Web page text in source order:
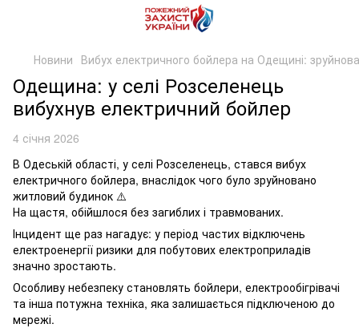
Новини Вибух електричного бойлера на Одещині:
Одещина: у селі Розселенець
вибухнув електричний бойлер
4 січня 2026
В Одеській області, у селі Розселенець, стався вибух
електричного бойлера, внаслідок чого було зруйновано
житловий будинок ⚠️
На щастя, обійшлося без загиблих і травмованих.
Інцидент ще раз нагадує: у період частих відключень
електроенергії ризики для побутових електроприладів
значно зростають.
Особливу небезпеку становлять бойлери, електрообігрівачі
та інша потужна техніка, яка залишається підключеною до
мережі.